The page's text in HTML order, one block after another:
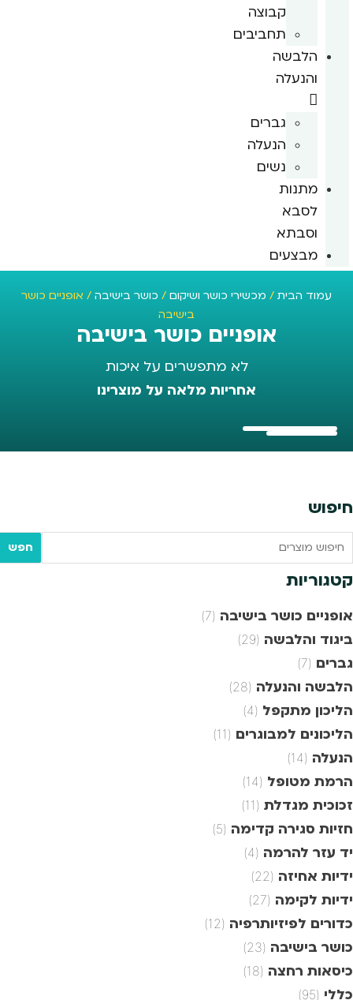
קבוצה
תחביבים
הלבשה
והנעלה
גברים
הנעלה
נשים
מתנות
לסבא
וסבתא
מבצעים
עמוד הבית / מכשירי כושר ושיקום / כושר בישיבה / אופניים כושר
בישיבה
אופניים כושר בישיבה
לא מתפשרים על איכות
אחריות מלאה על מוצרינו
חיפוש
Search
text
חפש
קטגוריות
אופניים כושר בישיבה (7)
ביגוד והלבשה (29)
גברים (7)
הלבשה והנעלה (28)
הליכון מתקפל (4)
הליכונים למבוגרים (11)
הנעלה (14)
הרמת מטופל (14)
זכוכית מגדלת (11)
חזיות סגירה קדימה (5)
יד עזר להרמה (4)
ידיות אחיזה (22)
ידיות לקימה (27)
כדורים לפיזיותרפיה (12)
כושר בישיבה (23)
כיסאות רחצה (18)
כללי (95)